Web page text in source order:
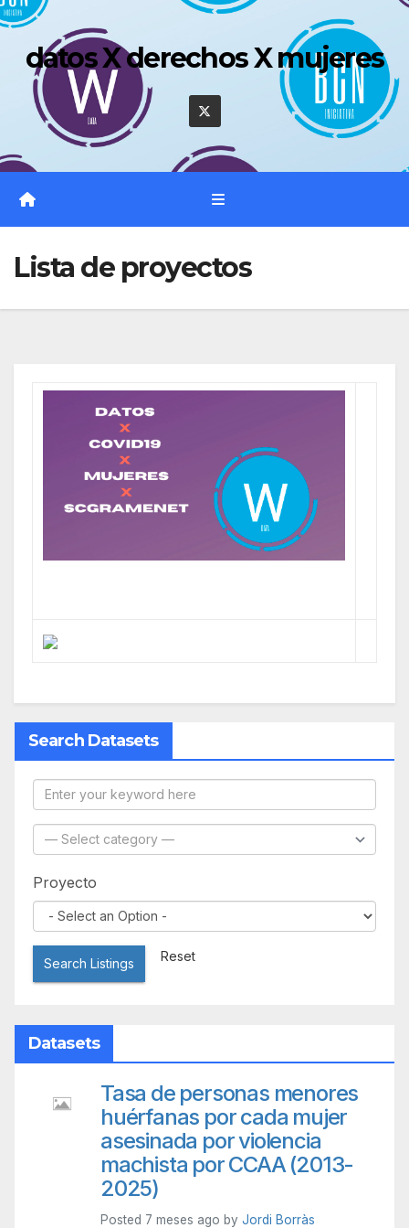
Saltar
contenido
datos X derechos X mujeres
Lista de proyectos
Search Datasets
Proyecto
Search Listings Reset
Datasets
Tasa de personas menores
huérfanas por cada mujer
asesinada por violencia
machista por CCAA (2013-
2025)
Posted 7 meses ago by Jordi Borràs